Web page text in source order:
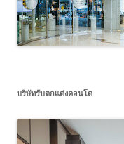
บริษัทรับตกแต่งคอนโด